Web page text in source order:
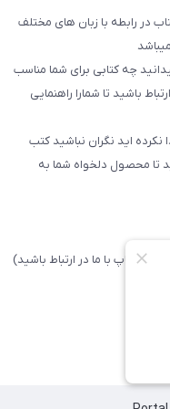
با بیش از 500000 عنوان کتاب در رابطه با زبان های مختلف
چه کتابی برای شما مناسب
باشید تا شما‌را راهنمایی
اید نگران نباشید کتب
تا محصول دلخواه شما به